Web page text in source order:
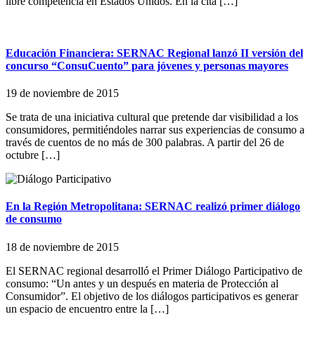
Educación Financiera: SERNAC Regional lanzó II versión del
concurso “ConsuCuento” para jóvenes y personas mayores
19 de noviembre de 2015
Se trata de una iniciativa cultural que pretende dar visibilidad a los
consumidores, permitiéndoles narrar sus experiencias de consumo a
través de cuentos de no más de 300 palabras. A partir del 26 de
octubre […]
En la Región Metropolitana: SERNAC realizó primer diálogo
de consumo
18 de noviembre de 2015
El SERNAC regional desarrolló el Primer Diálogo Participativo de
consumo: “Un antes y un después en materia de Protección al
Consumidor”. El objetivo de los diálogos participativos es generar
un espacio de encuentro entre la […]